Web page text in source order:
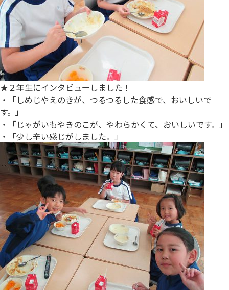
★２年生にインタビューしました！
・「しめじやえのきが、つるつるした食感で、おいしいで
す。」
・「じゃがいもやきのこが、やわらかくて、おいしいです。」
・「少し辛い感じがしました。」